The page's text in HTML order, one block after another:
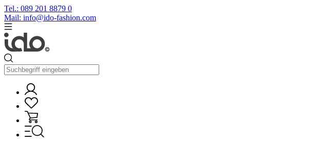
Tel.: 089 201 8879 0
Mail: info@ido-fashion.com